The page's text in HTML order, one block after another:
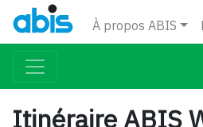
À propos ABIS
Itinéraire ABIS